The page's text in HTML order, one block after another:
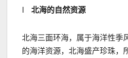
l 北海的自然资源
北海三面环海，属于海洋性季
的海洋资源，北海盛产珍珠，